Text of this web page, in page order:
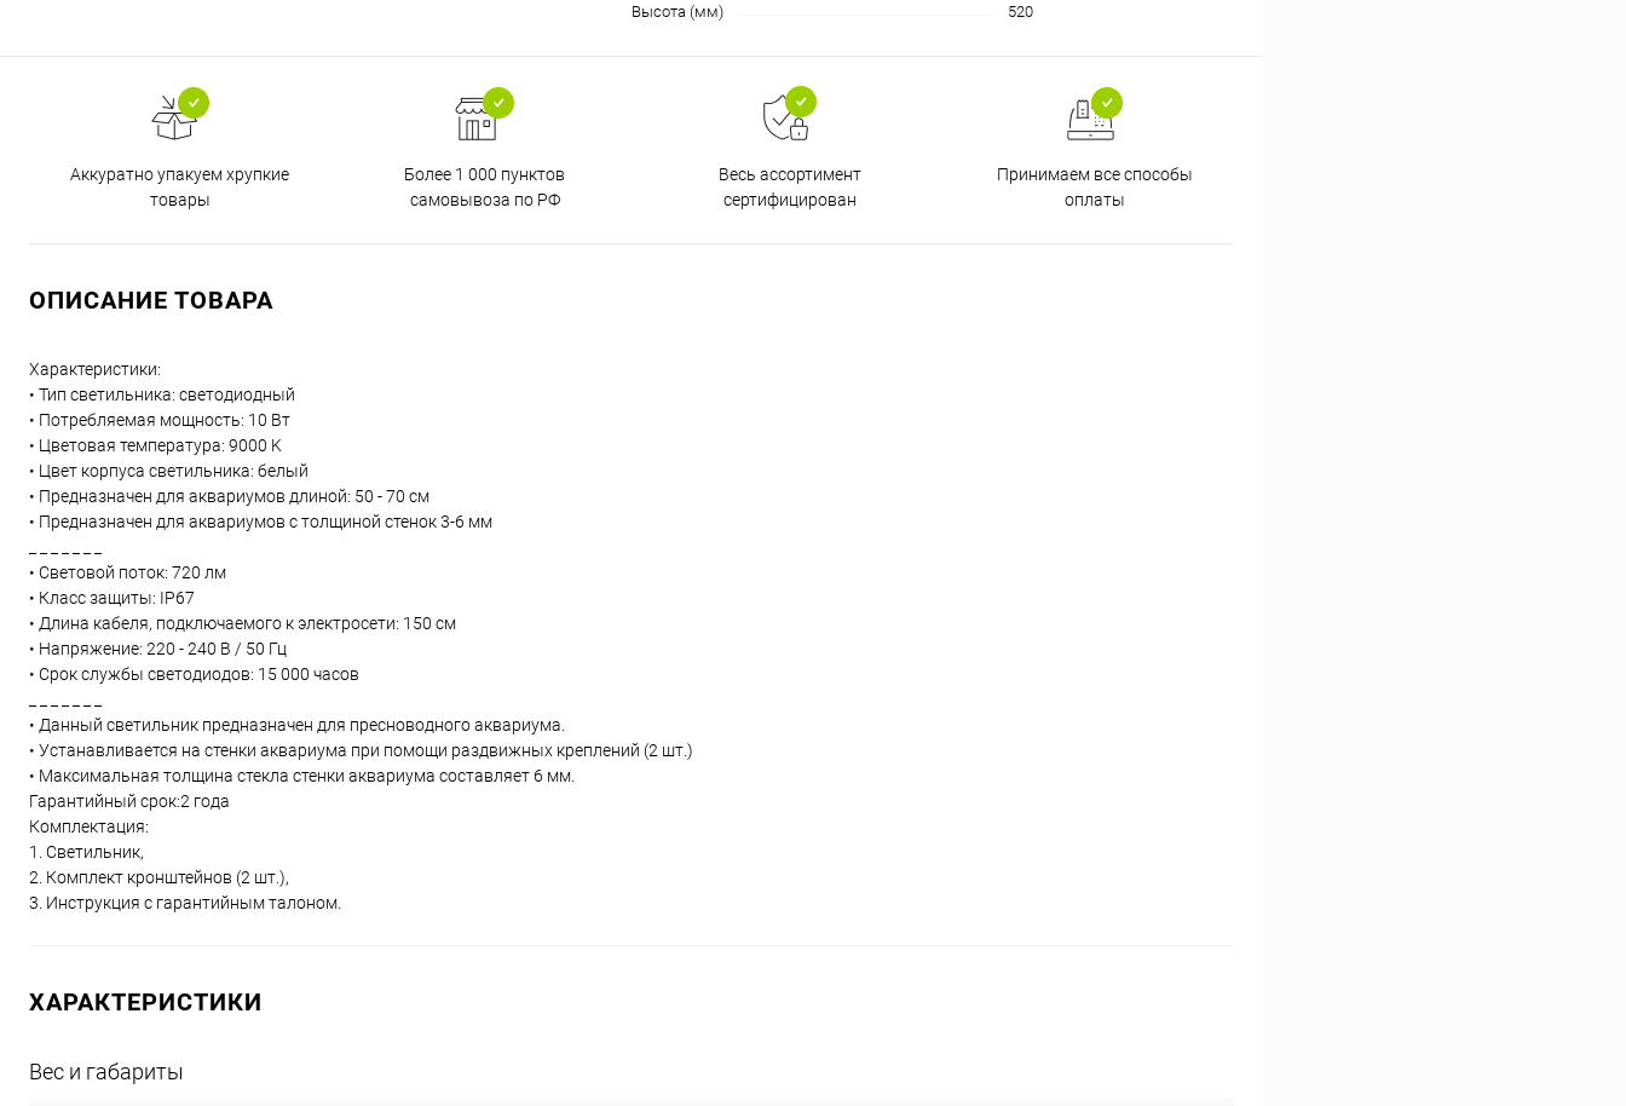
Высота (мм)
520
Аккуратно упакуем хрупкие
товары
Более 1 000 пунктов
самовывоза по РФ
Весь ассортимент
сертифицирован
Принимаем все способы
оплаты
ОПИСАНИЕ ТОВАРА
Характеристики:
• Тип светильника: светодиодный
• Потребляемая мощность: 10 Вт
• Цветовая температура: 9000 K
• Цвет корпуса светильника: белый
• Предназначен для аквариумов длиной: 50 - 70 см
• Предназначен для аквариумов с толщиной стенок 3-6 мм
• Световой поток: 720 лм
• Класс защиты: IP67
• Длина кабеля, подключаемого к электросети: 150 см
• Напряжение: 220 - 240 В / 50 Гц
• Срок службы светодиодов: 15 000 часов
• Данный светильник предназначен для пресноводного аквариума.
• Устанавливается на стенки аквариума при помощи раздвижных креплений (2 шт.)
• Максимальная толщина стекла стенки аквариума составляет 6 мм.
Гарантийный срок:2 года
Комплектация:
1. Светильник,
2. Комплект кронштейнов (2 шт.),
3. Инструкция с гарантийным талоном.
ХАРАКТЕРИСТИКИ
Вес и габариты